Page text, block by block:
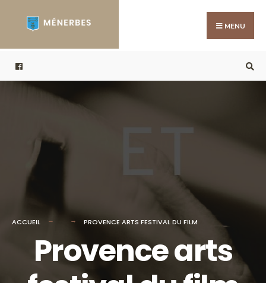
MENU
ACCUEIL PROVENCE ARTS FESTIVAL DU FILM
Provence arts
for: